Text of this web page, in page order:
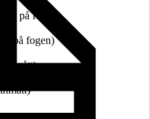
på fogen)
på fogen)